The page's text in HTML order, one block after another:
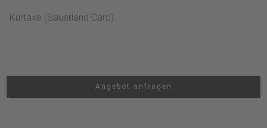
Kurtaxe (Sauerland Card)
Angebot anfragen